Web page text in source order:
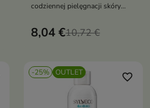
codziennej pielęgnacji skóry
regulować wydzielanie sebum,
matuje skórę i wspiera jej
środowiskowych, pozostawiając
cerę świeżą, gładką i
komfortową przez cały dzień
8,04 €10,72 €
-25% OUTLET favorite_border